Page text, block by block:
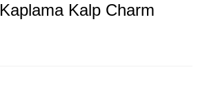
Kalp Charm